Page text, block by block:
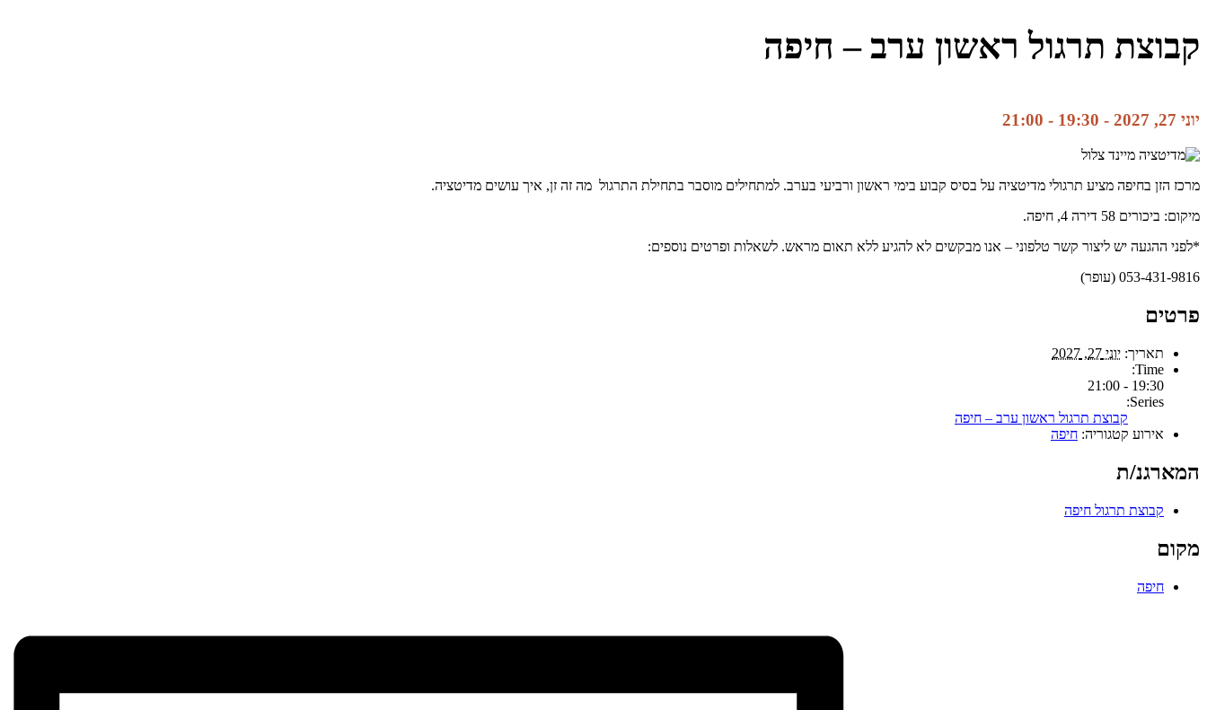
קבוצת תרגול ראשון ערב – חיפה
יוני 27, 2027 - 19:30 -
21:00
מרכז הזן בחיפה מציע תרגולי מדיטציה על בסיס קבוע בימי ראשון ורביעי בערב. למתחילים מוסבר בתחילת התרגול מה זה זן, איך עושים מדיטציה.
מיקום: ביכורים 58 דירה 4, חיפה.
*לפני ההגעה יש ליצור קשר טלפוני – אנו מבקשים לא להגיע ללא תאום מראש. לשאלות ופרטים נוספים:
053-431-9816 (עופר)
פרטים
תאריך: יוני 27, 2027
Time:
19:30 - 21:00
Series:
קבוצת תרגול ראשון ערב – חיפה
אירוע קטגוריה: חיפה
המארגנ/ת
קבוצת תרגול חיפה
מקום
חיפה